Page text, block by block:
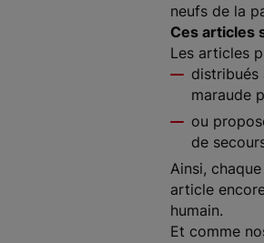
neufs de la
Ces articles
Les articles
distribués
maraude
ou
de
Ainsi,
article
humain.
Et comme